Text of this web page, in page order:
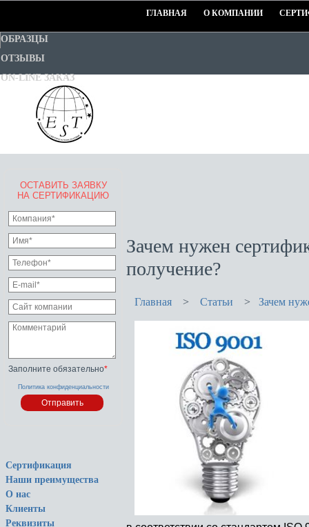
ГЛАВНАЯ О КОМПАНИИ
ОБРАЗЦЫ
ОТЗЫВЫ
ON-LINE ЗАКАЗ
ОСТАВИТЬ ЗАЯВКУ
НА СЕРТИФИКАЦИЮ
Заполните обязательно*
Политика конфиденциальности
Сертификация
Наши преимущества
О нас
Клиенты
Реквизиты
Зачем нужен
получение?
Главная > Статьи > Зачем